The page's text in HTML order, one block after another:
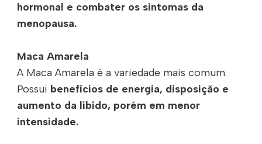
hormonal e combater os sintomas da
menopausa.
Maca Amarela
A Maca Amarela é a variedade mais comum.
Possui benefícios de energia, disposição e
aumento da libido, porém em menor
intensidade.